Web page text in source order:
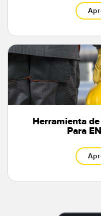
Herramienta
Para